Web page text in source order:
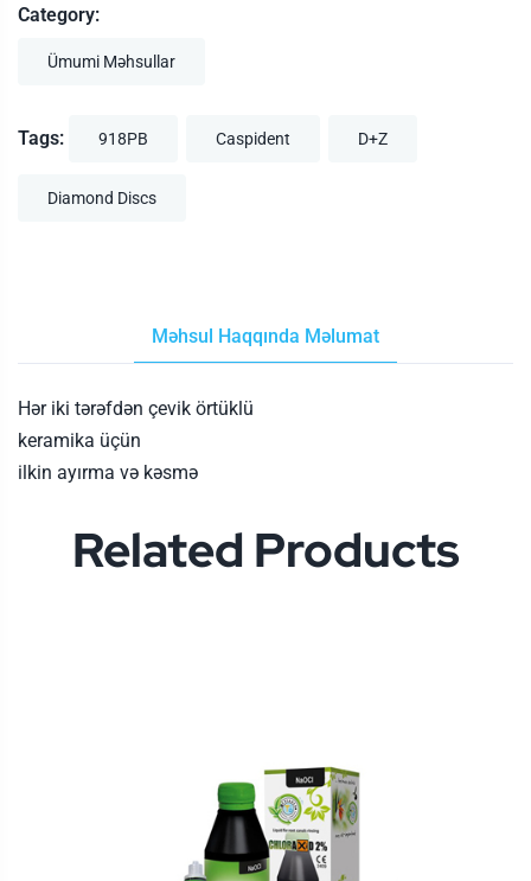
Category:
Ümumi Məhsullar
Tags: 918PB Caspident D+Z
Diamond Discs
Məhsul Haqqında Məlumat
Hər iki tərəfdən çevik örtüklü
keramika üçün
ilkin ayırma və kəsmə
Related Products